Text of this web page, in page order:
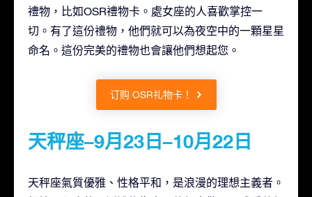
禮物，比如OSR禮物卡。處女座的人喜歡掌控一
切。有了這份禮物，他們就可以為夜空中的一顆星星
命名。這份完美的禮物也會讓他們想起您。
订购 OSR礼物卡！
天秤座–9月23日–10月22日
天秤座氣質優雅、性格平和，是浪漫的理想主義者。